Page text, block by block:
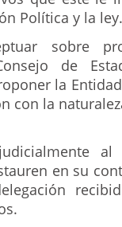
Política y la ley.
sobre
de
la
con la
en su